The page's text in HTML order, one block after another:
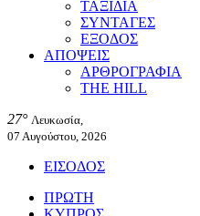
ΤΑΞΙΔΙΑ
ΣΥΝΤΑΓΕΣ
ΕΞΟΔΟΣ
ΑΠΟΨΕΙΣ
ΑΡΘΡΟΓΡΑΦΙΑ
THE HILL
27° Λευκωσία,
07 Αυγούστου, 2026
ΕΙΣΟΔΟΣ
ΠΡΩΤΗ